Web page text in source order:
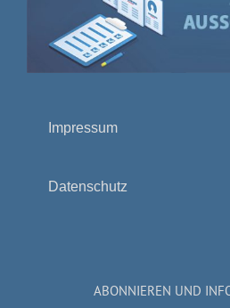
Impressum
Datenschutz
ABONNIEREN UND